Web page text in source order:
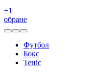
+1
обране
Футбол
Бокс
Теніс